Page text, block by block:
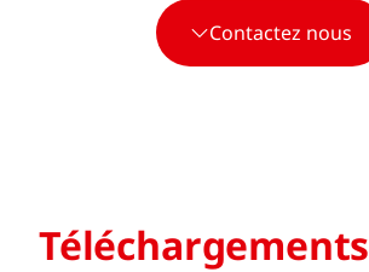
Contactez nous
Téléchargements